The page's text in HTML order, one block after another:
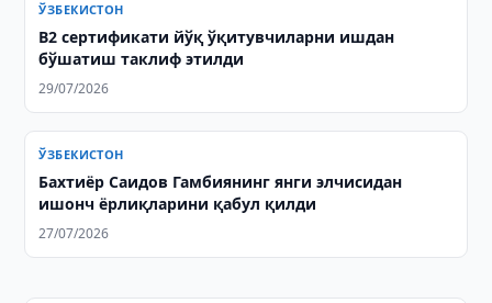
ЎЗБЕКИСТОН
B2 сертификати йўқ ўқитувчиларни ишдан
бўшатиш таклиф этилди
29/07/2026
ЎЗБЕКИСТОН
Бахтиёр Саидов Гамбиянинг янги элчисидан
ишонч ёрлиқларини қабул қилди
27/07/2026